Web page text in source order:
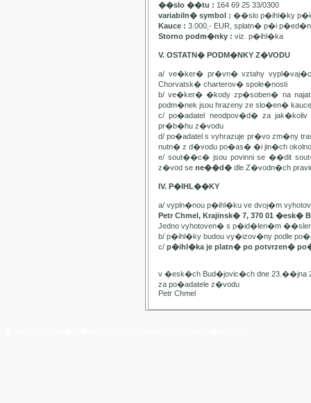
��slo ��tu : 164 69 25 33/0300
variabiln� symbol : ��slo p�ihl�ky
Kauce : 3.000,- EUR, splatn� p�i
Storno podm�nky : viz. p�ihl�ka
V. OSTATN� PODM�NKY Z�VODU
a/ ve�ker� pr�vn� vztahy
Chorvatsk� charterov� spole�nosti
b/ ve�ker� �kody zp�soben� na
podm�nek jsou hrazeny ze slo�en� kauce
c/ po�adatel neodpov�d� za
pr�b�hu z�vodu
d/ po�adatel s vyhrazuje pr�vo zm�ny
nutn� z d�vodu po�as� �i jin�ch
e/ sout��c� jsou povinni se ��dit
z�vod se ne��d� dle Z�vodn�ch
IV. P�IHL��KY
a/ vypln�nou p�ihl�ku ve dvoj�m
Petr Chmel, Krajinsk� 7, 370 01 �esk�
Jedno vyhotoven� s p�id�len�m
b/ p�ihl�ky budou vy�izov�ny podle
c/ p�ihl�ka je platn� po potvrzen�
v �esk�ch Bud�jovic�ch dne 23.��jna
za po�adatele z�vodu
Petr Chmel